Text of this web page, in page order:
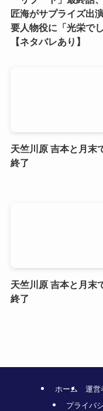
匠海がサプライズ出
要人物役に「光栄でし
【ネタバレあり】
天竺川原 吉本と月末
終了
天竺川原 吉本と月末
終了
ホーム 運営
プライバ